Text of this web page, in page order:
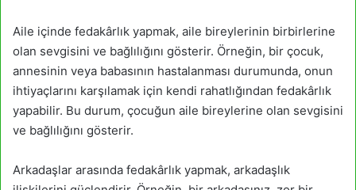
Aile içinde fedakârlık yapmak, aile bireylerinin birbirlerine
olan sevgisini ve bağlılığını gösterir. Örneğin, bir çocuk,
annesinin veya babasının hastalanması durumunda, onun
ihtiyaçlarını karşılamak için kendi rahatlığından fedakârlık
yapabilir. Bu durum, çocuğun aile bireylerine olan sevgisini
ve bağlılığını gösterir.
Arkadaşlar arasında fedakârlık yapmak, arkadaşlık